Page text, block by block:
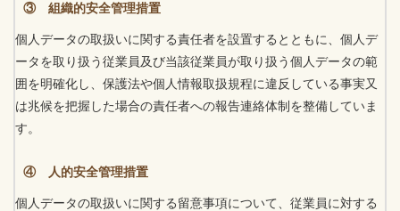
③ 組織的安全管理措置
個人データの取扱いに関する責任者を設置するとともに、個人デ
ータを取り扱う従業員及び当該従業員が取り扱う個人データの範
囲を明確化し、保護法や個人情報取扱規程に違反している事実又
は兆候を把握した場合の責任者への報告連絡体制を整備していま
す。
④ 人的安全管理措置
個人データの取扱いに関する留意事項について、従業員に対する